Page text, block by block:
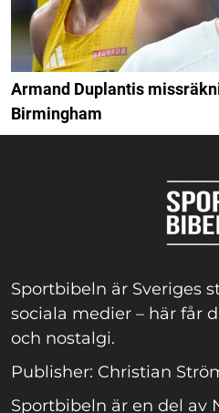
Armand Duplantis
Birmingham
Sportbibeln är Sveriges
sociala medier – här får
och nostalgi.
Publisher: Christian
Sportbibeln är en del av